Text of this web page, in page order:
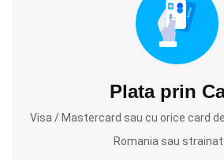
Plata prin
Visa / Mastercard sau cu orice card
Romania sau